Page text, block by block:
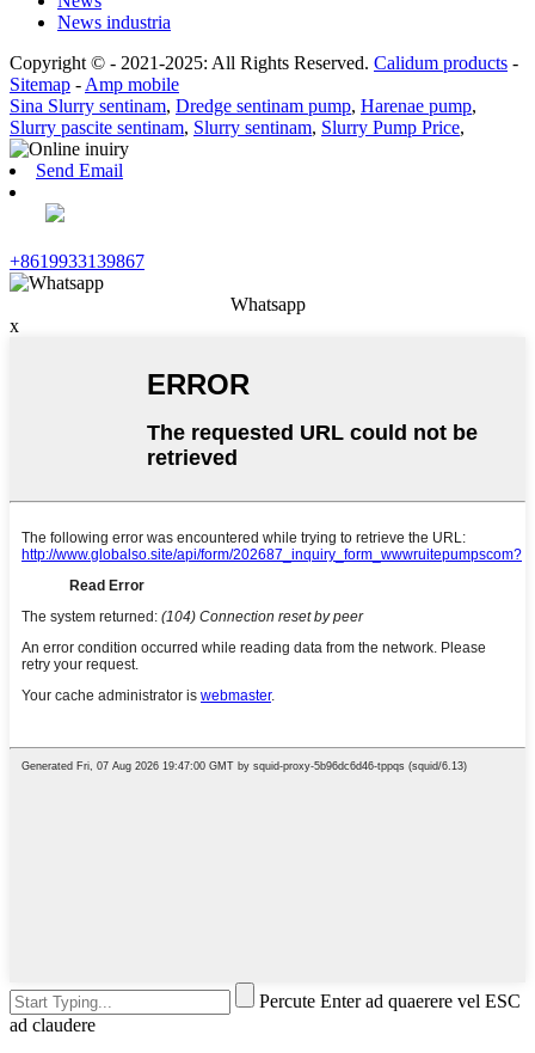
News industria
Copyright © - 2021-2025: All Rights Reserved. Calidum products -
Sitemap - Amp mobile
Sina Slurry sentinam, Dredge sentinam pump, Harenae pump,
Slurry pascite sentinam, Slurry sentinam, Slurry Pump Price,
Send Email
+8619933139867
Whatsapp
x
Percute Enter ad quaerere vel ESC
ad claudere